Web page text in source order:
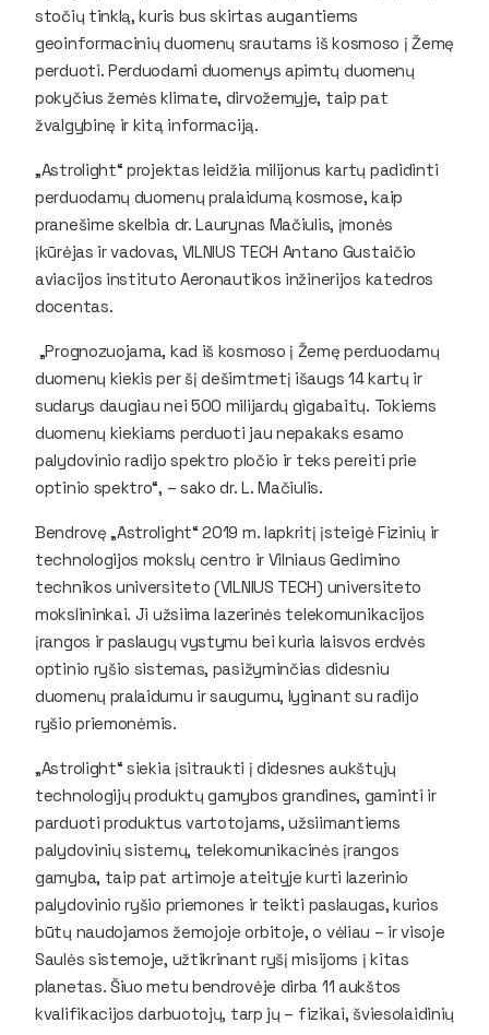
stočių tinklą, kuris bus skirtas augantiems
geoinformacinių duomenų srautams iš kosmoso į Žemę
perduoti. Perduodami duomenys apimtų duomenų
pokyčius žemės klimate, dirvožemyje, taip pat
žvalgybinę ir kitą informaciją.
„Astrolight“ projektas leidžia milijonus kartų padidinti
perduodamų duomenų pralaidumą kosmose, kaip
pranešime skelbia dr. Laurynas Mačiulis, įmonės
įkūrėjas ir vadovas, VILNIUS TECH Antano Gustaičio
aviacijos instituto Aeronautikos inžinerijos katedros
docentas.
„Prognozuojama, kad iš kosmoso į Žemę perduodamų
duomenų kiekis per šį dešimtmetį išaugs 14 kartų ir
sudarys daugiau nei 500 milijardų gigabaitų. Tokiems
duomenų kiekiams perduoti jau nepakaks esamo
palydovinio radijo spektro pločio ir teks pereiti prie
optinio spektro“, – sako dr. L. Mačiulis.
Bendrovę „Astrolight“ 2019 m. lapkritį įsteigė Fizinių ir
technologijos mokslų centro ir Vilniaus Gedimino
technikos universiteto (VILNIUS TECH) universiteto
mokslininkai. Ji užsiima lazerinės telekomunikacijos
įrangos ir paslaugų vystymu bei kuria laisvos erdvės
optinio ryšio sistemas, pasižyminčias didesniu
duomenų pralaidumu ir saugumu, lyginant su radijo
ryšio priemonėmis.
„Astrolight“ siekia įsitraukti į didesnes aukštųjų
technologijų produktų gamybos grandines, gaminti ir
parduoti produktus vartotojams, užsiimantiems
palydovinių sistemų, telekomunikacinės įrangos
gamyba, taip pat artimoje ateityje kurti lazerinio
palydovinio ryšio priemones ir teikti paslaugas, kurios
būtų naudojamos žemojoje orbitoje, o vėliau – ir visoje
Saulės sistemoje, užtikrinant ryšį misijoms į kitas
planetas. Šiuo metu bendrovėje dirba 11 aukštos
kvalifikacijos darbuotojų, tarp jų – fizikai, šviesolaidinių